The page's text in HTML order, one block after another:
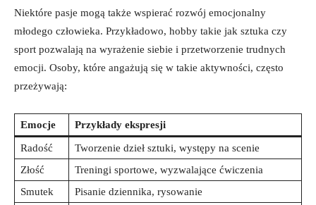
Niektóre pasje​ mogą⁢ także⁣ wspierać rozwój emocjonalny
młodego człowieka. ‌Przykładowo, hobby takie jak ‍sztuka ‌czy
sport⁤ pozwalają na wyrażenie siebie i przetworzenie trudnych​
emocji. ​Osoby, które angażują się w ⁤takie aktywności,⁣ często
przeżywają:
Emocje Przykłady ekspresji
Radość
Tworzenie dzieł sztuki, występy na scenie
Złość
Treningi sportowe, wyzwalające ćwiczenia
Smutek
Pisanie dziennika, rysowanie